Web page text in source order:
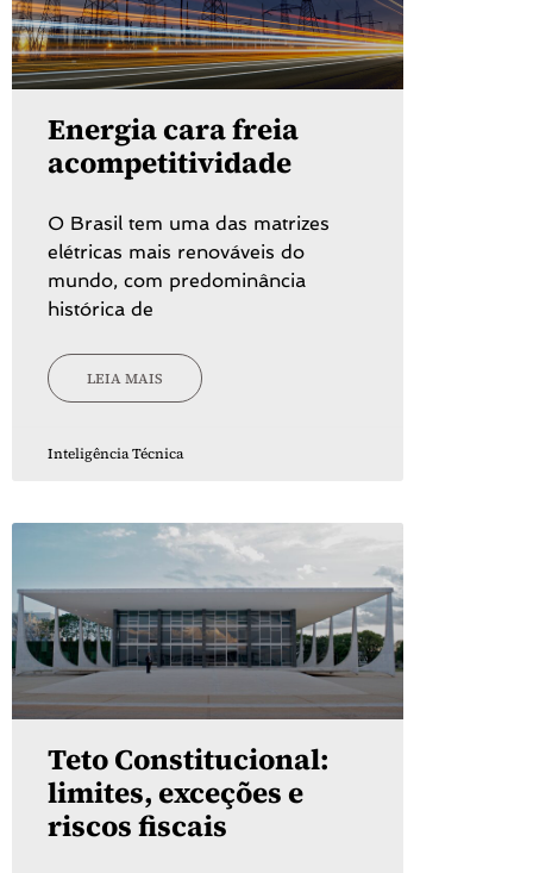
Energia cara freia
acompetitividade
O Brasil tem uma das matrizes
elétricas mais renováveis do
mundo, com predominância
histórica de
LEIA MAIS
Inteligência Técnica
Teto Constitucional:
limites, exceções e
riscos fiscais